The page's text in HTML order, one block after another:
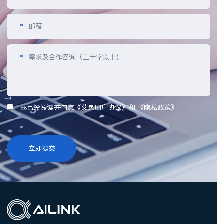
* 邮箱
* 需求及合作咨询（二十字以上)
我已经阅读并同意《艾灵用户协议》和 《隐私政策》